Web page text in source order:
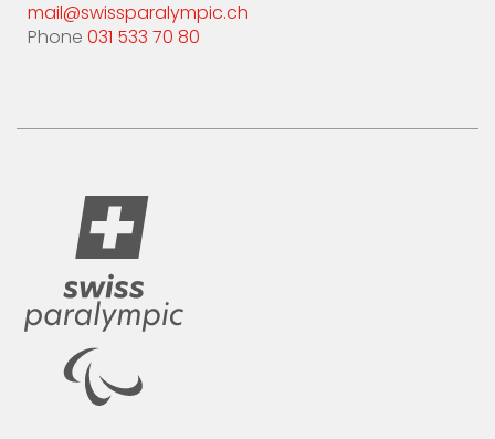
mail@swissparalympic.ch
Phone 031 533 70 80